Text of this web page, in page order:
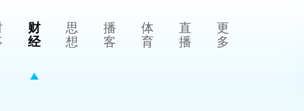
财
经
思
想
播
客
体
育
直
播
更
多